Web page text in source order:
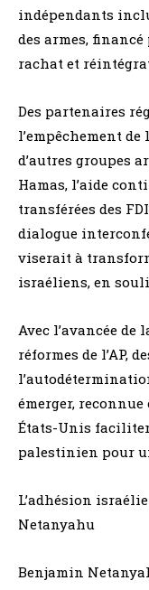
indépendants
des armes,
rachat et
Des partenaires
l’empêchement
d’autres groupes
Hamas, l’aide
transférées des
dialogue
viserait à
israéliens, en
Avec l’avancée
réformes de l’AP,
émerger,
États-Unis
palestinien pour
L’adhésion
Netanyahu
Benjamin